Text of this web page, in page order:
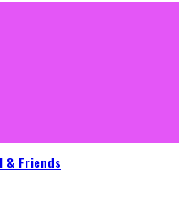
& Friends